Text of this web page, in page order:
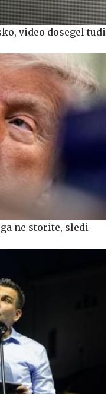
video dosegel tudi
ne storite, sledi